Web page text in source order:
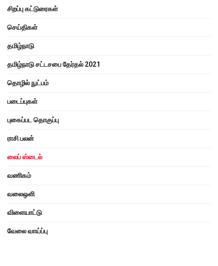
சிறப்பு கட்டுரைகள்
செய்திகள்
தமிழ்நாடு
தமிழ்நாடு சட்டசபை தேர்தல் 2021
தொழில் நுட்பம்
படைப்புகள்
புகைப்பட தொகுப்பு
ராசி பலன்
லைப் ஸ்டைல்
வணிகம்
வலைஒளி
விளையாட்டு
வேலை வாய்ப்பு